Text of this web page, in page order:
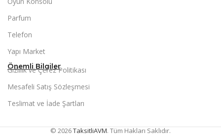
Parfum
Telefon
Yapı Market
Önemli Bilgiler
Gizlilik ve Çerez Politikası
Mesafeli Satış Sözleşmesi
Teslimat ve İade Şartları
© 2026TaksitliAVM. Tüm Hakları Saklıdır.